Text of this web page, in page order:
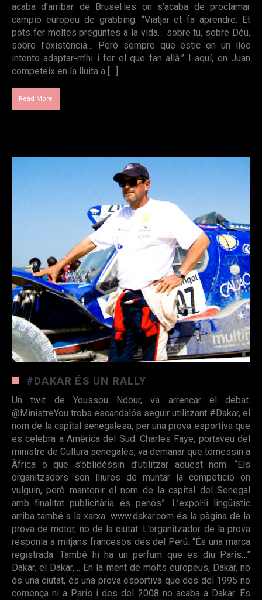
acaba d’arribar de Brusel·les on s’acaba de proclamar
campió europeu de grabbing. “Viatjar et fa aprendre. Et
pots fer moltes preguntes a la vida… sobre tu, sobre Déu,
sobre l’existència… Però sempre que estic en un lloc
intento adaptar-m’hi i fer el que fan allà.” I aquí, en Juan
competeix en la lluita a […]
Read More
#DAKAR ÉS UN RALLY
Un twit de Youssou Ndour, va arrencar el debat.
@MinistreYou troba escandalós seguir utilitzant #Dakar, el
nom de la capital senegalesa, per una prova esportiva que
es celebra a Amèrica del Sud. Charles Faye, portaveu del
ministre de Cultura senegalès, va demanar que tornessin a
Àfrica o que s’oblidéssin d’utilitzar aquest nom. “Els
organitzadors son lliures de muntar la competició on
vulguin, però mantenir el nom de la capital del Senegal
amb finalitat publicitària és penós”. L’expol·li lingüístic
arriba també a la xarxa: www.dakar.com és la pàgina de la
prova de motor, no de la ciutat. L’organitzador de la prova
responia a mitjans francesos des del Perú: “És una marca
registrada. També hi ha un perfum que es diu París…”
Dakar, el Dakar,… En la ment de molts europeus, Dakar, no
és una ciutat, és una prova esportiva que des del 1995 no
comença ni a Paris i des del 2008 no acaba a Dakar. És